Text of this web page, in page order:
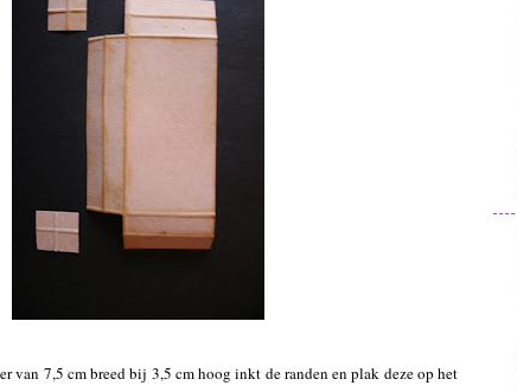
van 7,5 cm breed bij 3,5 cm hoog inkt de randen en plak deze op het